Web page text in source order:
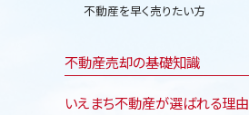
不動産を早く売りたい方
不動産売却の基礎知識
いえまち不動産が選ばれる理由